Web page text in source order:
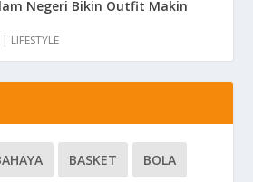
Negeri Bikin Outfit Makin
LIFESTYLE
BASKET BOLA